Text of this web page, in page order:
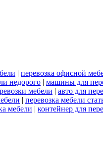
| перевозка офисной
недорого | машины для
мебели | авто для
| перевозка мебели
мебели | контейнер для